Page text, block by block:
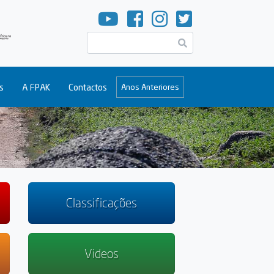
A FPAK Contactos Anos Anteriores
Classificações
Videos